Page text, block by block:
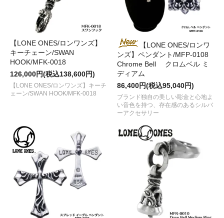
【LONE ONES/ロンワンズ】
キーチェーン/SWAN
HOOK/MFK-0018
126,000円(税込138,600円)
【LONE ONES/ロンワンズ】キーチ
ェーン/SWAN HOOK/MFK-0018
【LONE ONES/ロンワ
ンズ】ペンダント/MFP-0108
Chrome Bell クロムベル ミ
ディアム
86,400円(税込95,040円)
ブランド独自の美しい彫金と心地よ
い音色を持つ、存在感のあるシルバ
ーアクセサリー